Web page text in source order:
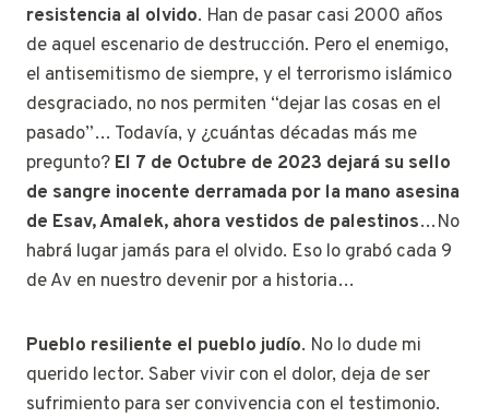
resistencia al olvido. Han de pasar casi 2000 años
de aquel escenario de destrucción. Pero el enemigo,
el antisemitismo de siempre, y el terrorismo islámico
desgraciado, no nos permiten “dejar las cosas en el
pasado”… Todavía, y ¿cuántas décadas más me
pregunto? El 7 de Octubre de 2023 dejará su sello
de sangre inocente derramada por la mano asesina
de Esav, Amalek, ahora vestidos de palestinos…No
habrá lugar jamás para el olvido. Eso lo grabó cada 9
de Av en nuestro devenir por a historia…
Pueblo resiliente el pueblo judío. No lo dude mi
querido lector. Saber vivir con el dolor, deja de ser
sufrimiento para ser convivencia con el testimonio.